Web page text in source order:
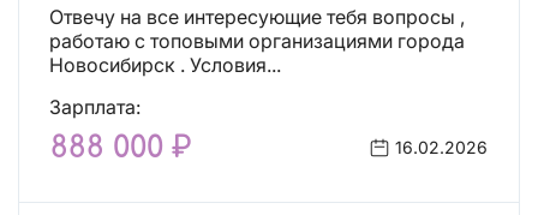
Отвечу на все интересующие тебя вопросы ,
работаю с топовыми организациями города
Новосибирск . Условия...
Зарплата:
888 000 ₽ 16.02.2026